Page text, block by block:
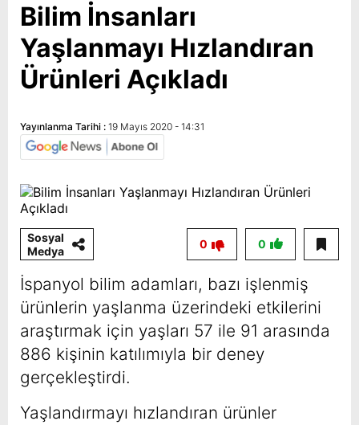
Bilim İnsanları
Yaşlanmayı Hızlandıran
Ürünleri Açıkladı
Yayınlanma Tarihi : 19 Mayıs 2020 - 14:31
Sosyal
Medya
0
0
İspanyol bilim adamları, bazı işlenmiş
ürünlerin yaşlanma üzerindeki etkilerini
araştırmak için yaşları 57 ile 91 arasında
886 kişinin katılımıyla bir deney
gerçekleştirdi.
Yaşlandırmayı hızlandıran ürünler